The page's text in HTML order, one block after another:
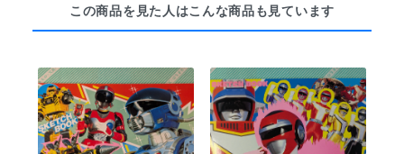
この商品を見た人はこんな商品も見ています